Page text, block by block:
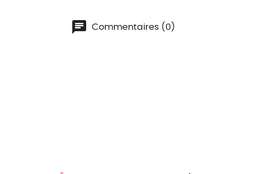
Commentaires (0)